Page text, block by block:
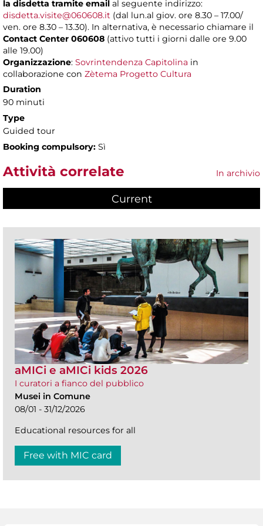
la disdetta tramite email al seguente indirizzo:
disdetta.visite@060608.it (dal lun.al giov. ore 8.30 – 17.00/
ven. ore 8.30 – 13.30). In alternativa, è necessario chiamare il
Contact Center 060608 (attivo tutti i giorni dalle ore 9.00
alle 19.00)
Organizzazione: Sovrintendenza Capitolina in
collaborazione con Zètema Progetto Cultura
Duration
90 minuti
Type
Guided tour
Booking compulsory: Sì
Attività correlate In archivio
Current(active tab)
aMICi e aMICi kids 2026
I curatori a fianco del pubblico
Musei in Comune
08/01 - 31/12/2026
Educational resources for all
Free with MIC card